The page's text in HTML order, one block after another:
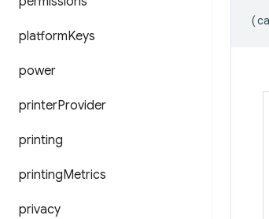
platformKeys
power
printerProvider
printing
printingMetrics
privacy
(